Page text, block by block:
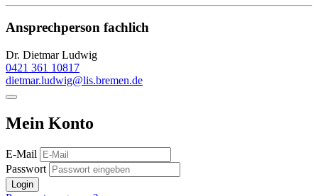
Ansprechperson fachlich
Dr. Dietmar Ludwig
0421 361 10817
dietmar.ludwig@lis.bremen.de
Mein Konto
E-Mail
Passwort
Login